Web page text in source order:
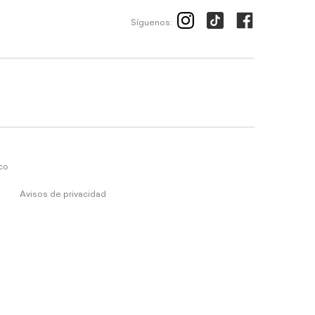
Síguenos:
Avisos de privacidad